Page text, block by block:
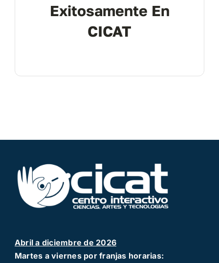
Exitosamente En
CICAT
Abril a diciembre de 2026
Martes a viernes por franjas horarias: